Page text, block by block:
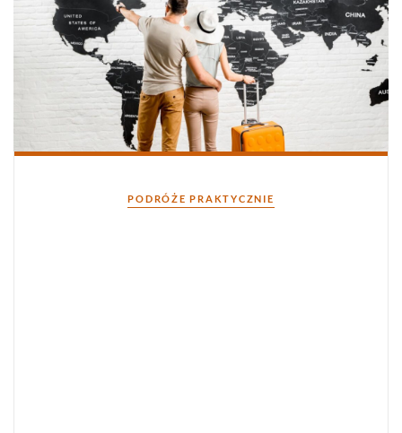
Kategorie
PODRÓŻE PRAKTYCZNIE